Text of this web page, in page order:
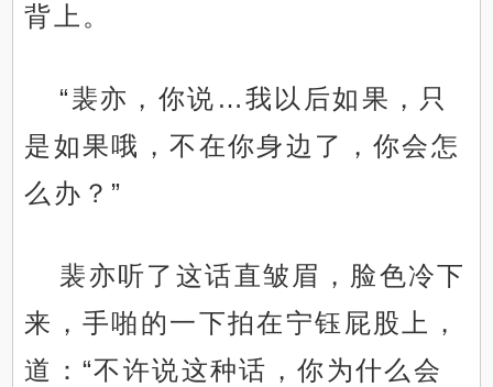
背上。
“裴亦，你说…我以后如果，只
是如果哦，不在你身边了，你会怎
么办？”
裴亦听了这话直皱眉，脸色冷下
来，手啪的一下拍在宁钰屁股上，
道：“不许说这种话，你为什么会